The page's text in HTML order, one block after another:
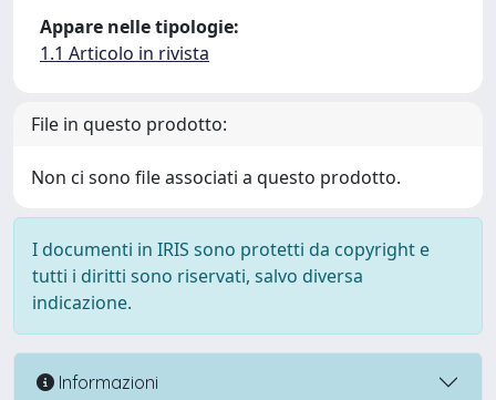
Appare nelle tipologie:
1.1 Articolo in rivista
File in questo prodotto:
Non ci sono file associati a questo prodotto.
I documenti in IRIS sono protetti da copyright e
tutti i diritti sono riservati, salvo diversa
indicazione.
Informazioni